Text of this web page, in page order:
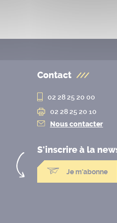
Contact
02 28 25 20 00
02 28 25 20 10
Nous contacter
S'inscrire à la
Je m'abonne